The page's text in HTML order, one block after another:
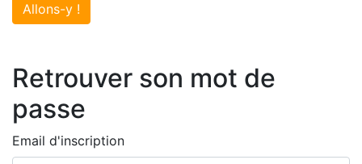
Allons-y !
Retrouver son mot de
passe
Email d'inscription